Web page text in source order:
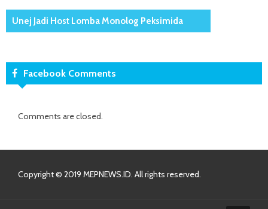
Unej Jadi Host Lomba Monolog Peksimida
Facebook Comments
Comments are closed.
Copyright © 2019 MEPNEWS.ID. All rights reserved.